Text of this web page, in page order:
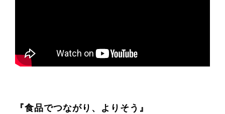
『食品でつながり、よりそう』